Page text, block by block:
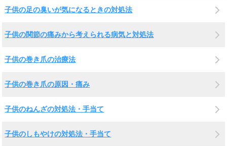
子供の足の臭いが気になるときの対処法
子供の関節の痛みから考えられる病気と対処法
子供の巻き爪の治療法
子供の巻き爪の原因・痛み
子供のねんざの対処法・手当て
子供のしもやけの対処法・手当て